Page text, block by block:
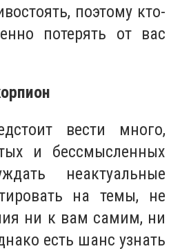
поэтому кто-
потерять от вас
вести много,
и бессмысленных
неактуальные
на темы, не
ни к вам самим, ни
есть шанс узнать